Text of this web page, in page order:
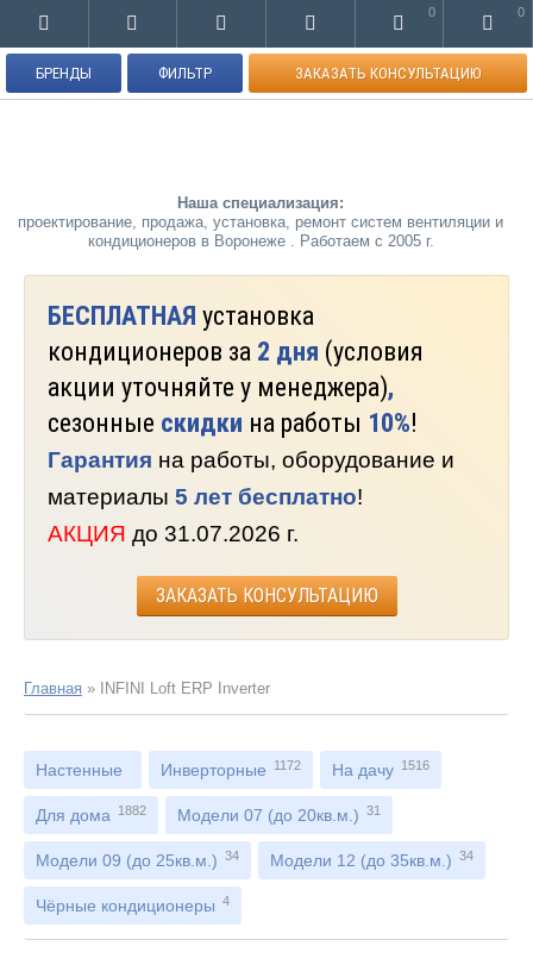
0 0
Наша специализация:
проектирование, продажа, установка, ремонт систем вентиляции и
кондиционеров в Воронеже . Работаем с 2005 г.
БРЕНДЫ ФИЛЬТР ЗАКАЗАТЬ КОНСУЛЬТАЦИЮ
БЕСПЛАТНАЯ установка
кондиционеров за 2 дня (условия
акции уточняйте у менеджера),
сезонные скидки на работы 10%!
Гарантия на работы, оборудование и
материалы 5 лет бесплатно!
АКЦИЯ до 31.07.2026 г.
ЗАКАЗАТЬ КОНСУЛЬТАЦИЮ
Главная » INFINI Loft ERP Inverter
Настенные Инверторные 1172 На дачу 1516
Для дома 1882 Модели 07 (до 20кв.м.) 31
Модели 09 (до 25кв.м.) 34 Модели 12 (до 35кв.м.) 34
Чёрные кондиционеры 4